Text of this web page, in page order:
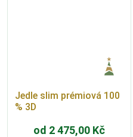
Jedle slim prémiová 100
% 3D
od 2 475,00 Kč